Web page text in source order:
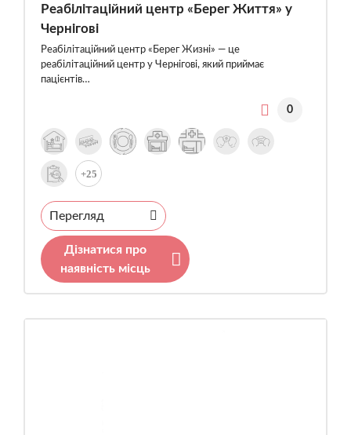
Реабілітаційний центр «Берег Життя» у
Чернігові
Реабілітаційний центр «Берег Жизні» — це
реабілітаційний центр у Чернігові, який приймає
пацієнтів…
0
+25
Перегляд
Дізнатися про
наявність місць